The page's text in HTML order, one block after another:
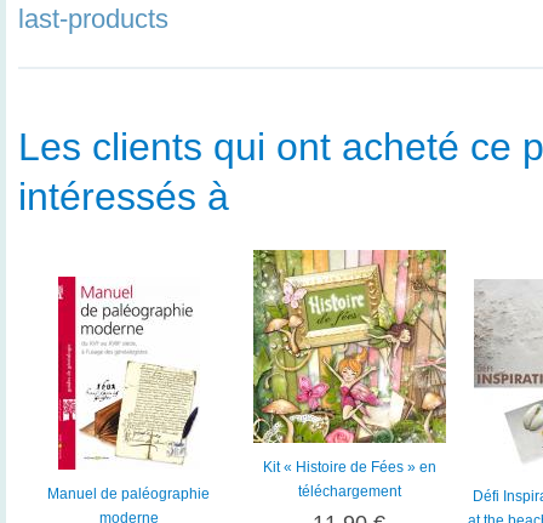
last-products
Les clients qui ont acheté ce
intéressés à
Manuel de paléographie
moderne
Kit « Histoire de Fées » en
téléchargement
Défi